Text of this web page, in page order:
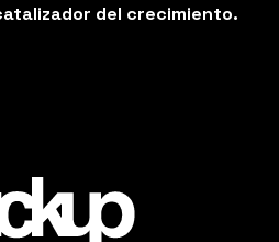
del crecimiento.